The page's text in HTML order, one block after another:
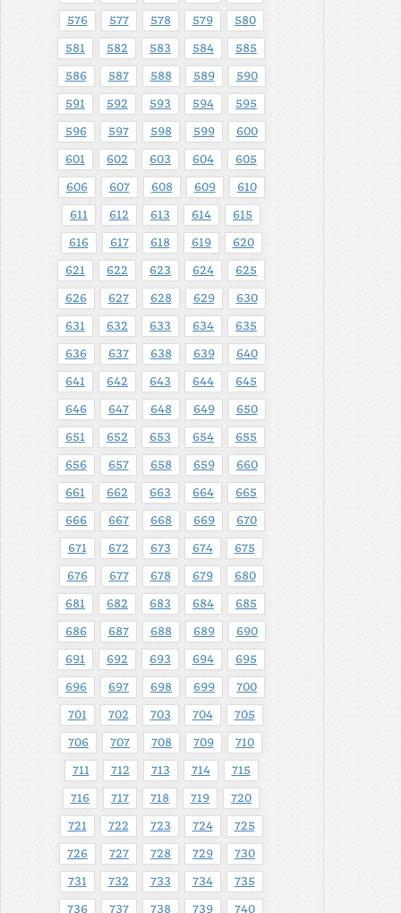
576 577 578 579 580
581 582 583 584 585
586 587 588 589 590
591 592 593 594 595
596 597 598 599 600
601 602 603 604 605
606 607 608 609 610
611 612 613 614 615
616 617 618 619 620
621 622 623 624 625
626 627 628 629 630
631 632 633 634 635
636 637 638 639 640
641 642 643 644 645
646 647 648 649 650
651 652 653 654 655
656 657 658 659 660
661 662 663 664 665
666 667 668 669 670
671 672 673 674 675
676 677 678 679 680
681 682 683 684 685
686 687 688 689 690
691 692 693 694 695
696 697 698 699 700
701 702 703 704 705
706 707 708 709 710
711 712 713 714 715
716 717 718 719 720
721 722 723 724 725
726 727 728 729 730
731 732 733 734 735
736 737 738 739 740